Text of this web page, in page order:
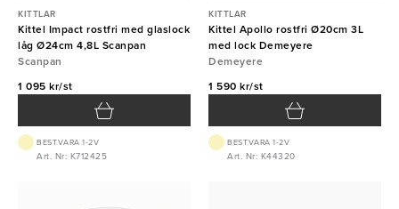
KITTLAR
Kittel Impact rostfri med glaslock
låg Ø24cm 4,8L Scanpan
Scanpan
1 095 kr/st
BEST.VARA 1-2V
Art. Nr: K712425
KITTLAR
Kittel Apollo rostfri Ø20cm 3L
med lock Demeyere
Demeyere
1 590 kr/st
BEST.VARA 1-2V
Art. Nr: K44320